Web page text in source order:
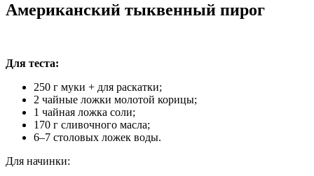
Американский тыквенный пирог
Для теста:
250 г муки + для раскатки;
2 чайные ложки молотой корицы;
1 чайная ложка соли;
170 г сливочного масла;
6–7 столовых ложек воды.
Для начинки: